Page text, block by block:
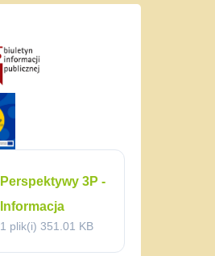
Perspektywy 3P -
Informacja
1 plik(i) 351.01 KB